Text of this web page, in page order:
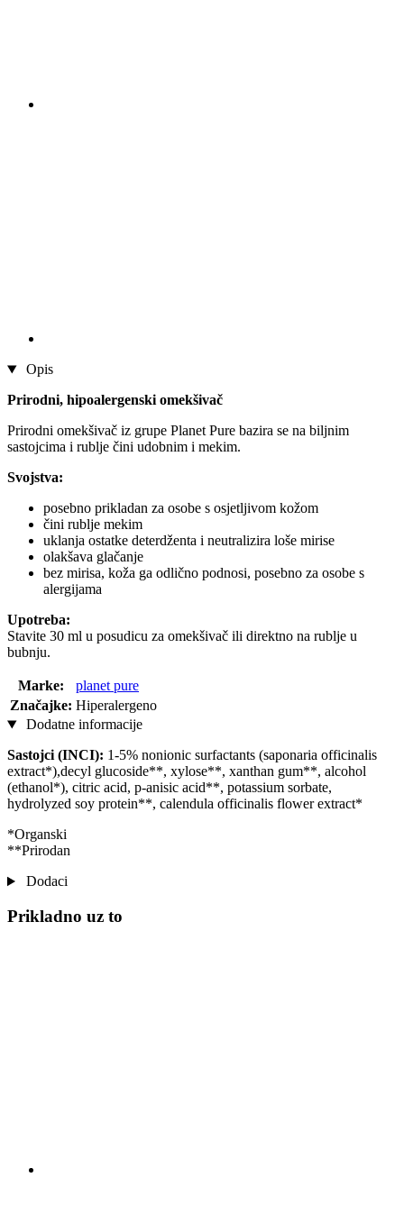
Opis
Prirodni, hipoalergenski omekšivač
Prirodni omekšivač iz grupe Planet Pure bazira se na biljnim
sastojcima i rublje čini udobnim i mekim.
Svojstva:
posebno prikladan za osobe s osjetljivom kožom
čini rublje mekim
uklanja ostatke deterdženta i neutralizira loše mirise
olakšava glačanje
bez mirisa, koža ga odlično podnosi, posebno za osobe s
alergijama
Upotreba:
Stavite 30 ml u posudicu za omekšivač ili direktno na rublje u
bubnju.
Marke:
planet pure
Značajke: Hiperalergeno
Dodatne informacije
Sastojci (INCI): 1-5% nonionic surfactants (saponaria officinalis
extract*),decyl glucoside**, xylose**, xanthan gum**, alcohol
(ethanol*), citric acid, p-anisic acid**, potassium sorbate,
hydrolyzed soy protein**, calendula officinalis flower extract*
*Organski
**Prirodan
Dodaci
Prikladno uz to